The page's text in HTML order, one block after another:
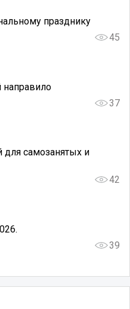
празднику
45
37
для самозанятых и
42
39